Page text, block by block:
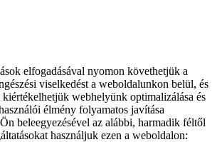
elfogadásával nyomon követhetjük a
viselkedést a weboldalunkon belül, és
webhelyünk optimalizálása és
élmény folyamatos javítása
beleegyezésével az alábbi, harmadik féltől
használjuk ezen a weboldalon: